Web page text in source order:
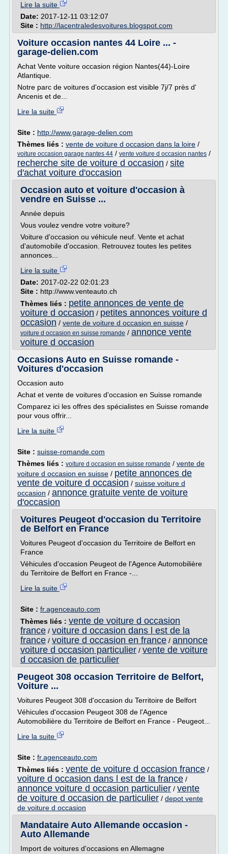
Lire la suite
Date: 2017-12-11 03:12:07
Site : http://lacentraledesvoitures.blogspot.com
Voiture occasion nantes 44 Loire ... -
garage-delien.com
Achat Vente voiture occasion région Nantes(44)-Loire
Atlantique.
Notre parc de voitures d'occasion est visible 7j/7 près d'
Ancenis et de...
Lire la suite
Site : http://www.garage-delien.com
Thèmes liés : vente de voiture d occasion dans la loire /
voiture occasion garage nantes 44 / vente voiture d occasion nantes /
recherche site de voiture d occasion / site
d'achat voiture d'occasion
Occasion auto et voiture d'occasion à
vendre en Suisse ...
Année depuis
Vous voulez vendre votre voiture?
Voiture d'occasion ou véhicule neuf. Vente et achat
d'automobile d'occasion. Retrouvez toutes les petites
annonces...
Lire la suite
Date: 2017-02-22 02:01:23
Site : http://www.venteauto.ch
Thèmes liés : petite annonces de vente de
voiture d occasion / petites annonces voiture d
occasion / vente de voiture d occasion en suisse /
voiture d occasion en suisse romande / annonce vente
voiture d occasion
Occasions Auto en Suisse romande -
Voitures d'occasion
Occasion auto
Achat et vente de voitures d'occasion en Suisse romande
Comparez ici les offres des spécialistes en Suisse romande
pour vous offrir...
Lire la suite
Site : suisse-romande.com
Thèmes liés : voiture d occasion en suisse romande / vente de
voiture d occasion en suisse / petite annonces de
vente de voiture d occasion / suisse voiture d
occasion / annonce gratuite vente de voiture
d'occasion
Voitures Peugeot d'occasion du Territoire
de Belfort en France
Voitures Peugeot d'occasion du Territoire de Belfort en
France
Véhicules d'occasion Peugeot de l'Agence Automobilière
du Territoire de Belfort en France -...
Lire la suite
Site : fr.agenceauto.com
Thèmes liés : vente de voiture d occasion
france / voiture d occasion dans l est de la
france / voiture d occasion en france / annonce
voiture d occasion particulier / vente de voiture
d occasion de particulier
Peugeot 308 occasion Territoire de Belfort,
Voiture ...
Voitures Peugeot 308 d'occasion du Territoire de Belfort
Véhicules d'occasion Peugeot 308 de l'Agence
Automobilière du Territoire de Belfort en France - Peugeot...
Lire la suite
Site : fr.agenceauto.com
Thèmes liés : vente de voiture d occasion france /
voiture d occasion dans l est de la france /
annonce voiture d occasion particulier / vente
de voiture d occasion de particulier / depot vente
de voiture d occasion
Mandataire Auto Allemande occasion -
Auto Allemande
Import de voitures d'occasions en Allemagne